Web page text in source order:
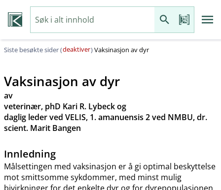
Siste besøkte sider (deaktiver)Vaksinasjon av dyr
Vaksinasjon av dyr
av
veterinær, phD Kari R. Lybeck og
daglig leder ved VELIS, 1. amanuensis 2 ved NMBU, dr.
scient. Marit Bangen
Innledning
Målsettingen med vaksinasjon er å gi optimal beskyttelse
mot smittsomme sykdommer, med minst mulig